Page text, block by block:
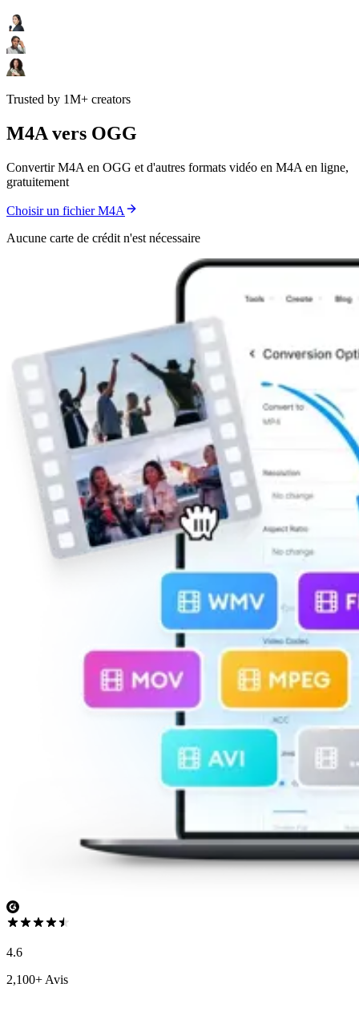
Trusted by 1M+ creators
M4A vers OGG
Convertir M4A en OGG et d'autres formats vidéo en M4A en ligne,
gratuitement
Choisir un fichier M4A
Aucune carte de crédit n'est nécessaire
4.6
2,100+ Avis